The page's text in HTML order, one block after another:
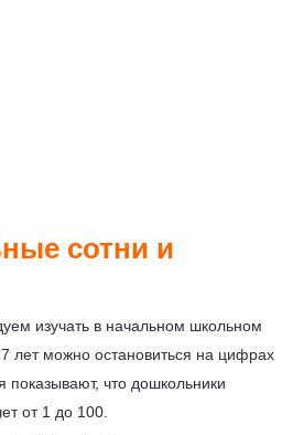
сотни и
изучать в начальном школьном
лет можно остановиться на цифрах
показывают, что дошкольники
от 1 до 100.